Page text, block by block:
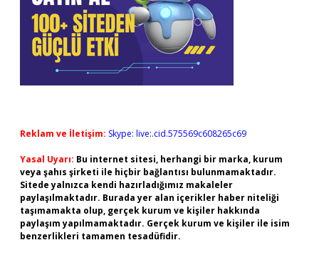
Reklam ve İletişim: Skype: live:.cid.575569c608265c69
Yasal Uyarı: Bu internet sitesi, herhangi bir marka, kurum
veya şahıs şirketi ile hiçbir bağlantısı bulunmamaktadır.
Sitede yalnızca kendi hazırladığımız makaleler
paylaşılmaktadır. Burada yer alan içerikler haber niteliği
taşımamakta olup, gerçek kurum ve kişiler hakkında
paylaşım yapılmamaktadır. Gerçek kurum ve kişiler ile isim
benzerlikleri tamamen tesadüfidir.